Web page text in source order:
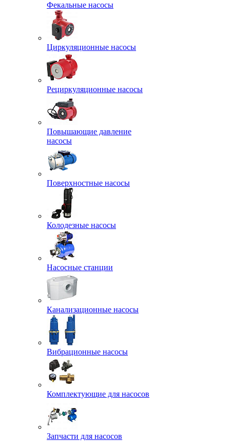
Фекальные насосы
Циркуляционные насосы
Рециркуляционные насосы
Повышающие давление
насосы
Поверхностные насосы
Колодезные насосы
Насосные станции
Канализационные насосы
Вибрационные насосы
Комплектующие для насосов
Запчасти для насосов